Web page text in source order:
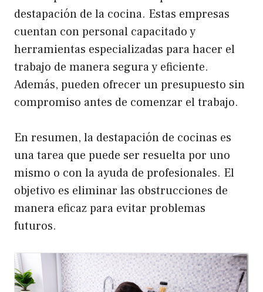
destapación de la cocina. Estas empresas
cuentan con personal capacitado y
herramientas especializadas para hacer el
trabajo de manera segura y eficiente.
Además, pueden ofrecer un presupuesto sin
compromiso antes de comenzar el trabajo.
En resumen, la destapación de cocinas es
una tarea que puede ser resuelta por uno
mismo o con la ayuda de profesionales. El
objetivo es eliminar las obstrucciones de
manera eficaz para evitar problemas
futuros.